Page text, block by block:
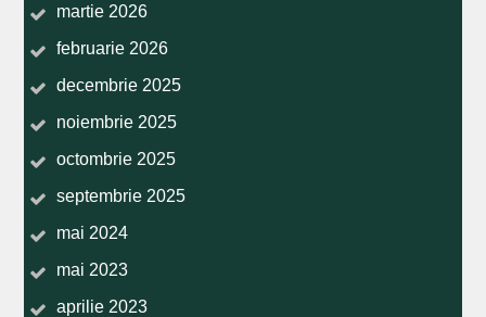
martie 2026
februarie 2026
decembrie 2025
noiembrie 2025
octombrie 2025
septembrie 2025
mai 2024
mai 2023
aprilie 2023